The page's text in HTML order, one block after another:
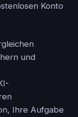
Konto
und
Ihre Aufgabe